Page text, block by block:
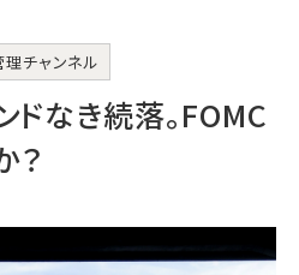
ログイン
チャンネル
ドなき続落。FOMC
？